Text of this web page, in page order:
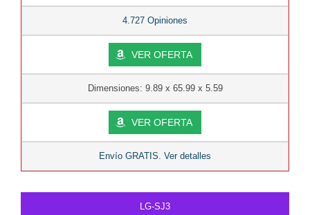
4.727 Opiniones
VER OFERTA
Dimensiones: 9.89 x 65.99 x 5.59
VER OFERTA
Envío GRATIS. Ver detalles
LG-SJ3